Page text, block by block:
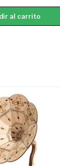
al carrito